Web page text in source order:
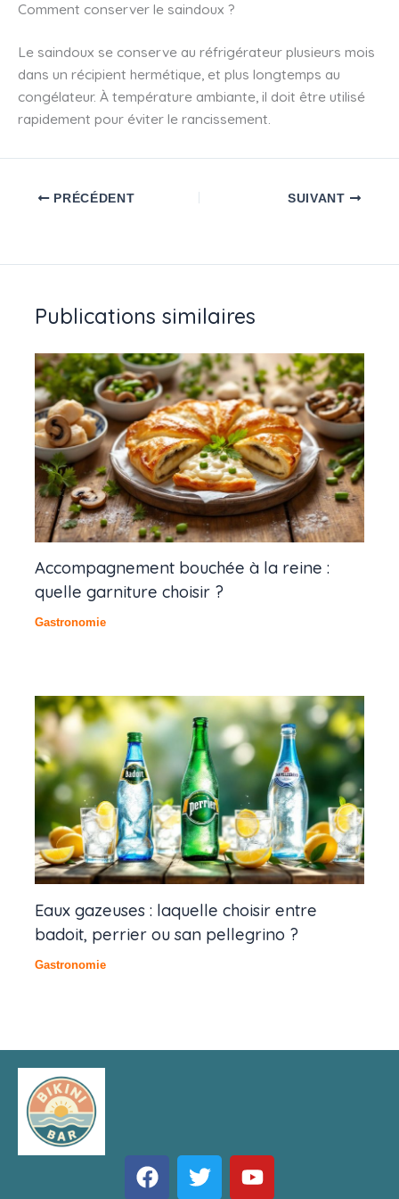
Comment conserver le saindoux ?
Le saindoux se conserve au réfrigérateur plusieurs mois
dans un récipient hermétique, et plus longtemps au
congélateur. À température ambiante, il doit être utilisé
rapidement pour éviter le rancissement.
PRÉCÉDENT SUIVANT
Publications similaires
Accompagnement bouchée à la reine :
quelle garniture choisir ?
Gastronomie
Eaux gazeuses : laquelle choisir entre
badoit, perrier ou san pellegrino ?
Gastronomie
F
a
T
w
Y
o